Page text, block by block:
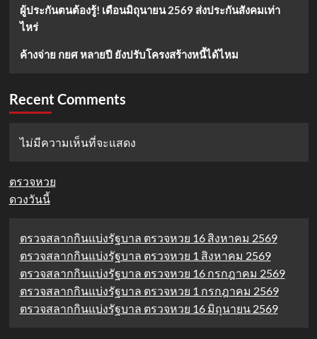
ผู้ประกันตนต้องรู้! เดือนมิถุนายน 2569 ส่งประกันสังคมเท่า
ไหร่
ค้างจ่าย กยศ หลายปี ยังปรับโครงสร้างหนี้ได้ไหม
Recent Comments
ไม่มีความเห็นที่จะแสดง
ตรวจหวย
ดวงวันนี้
ตรวจสลากกินแบ่งรัฐบาล ตรวจหวย 16 สิงหาคม 2569
ตรวจสลากกินแบ่งรัฐบาล ตรวจหวย 1 สิงหาคม 2569
ตรวจสลากกินแบ่งรัฐบาล ตรวจหวย 16 กรกฎาคม 2569
ตรวจสลากกินแบ่งรัฐบาล ตรวจหวย 1 กรกฎาคม 2569
ตรวจสลากกินแบ่งรัฐบาล ตรวจหวย 16 มิถุนายน 2569